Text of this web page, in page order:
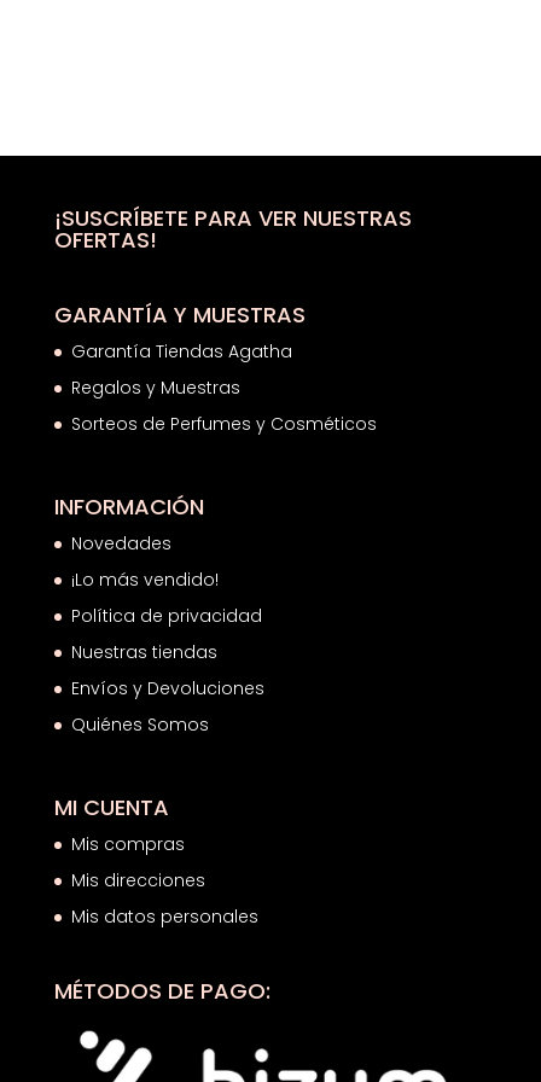
¡SUSCRÍBETE PARA VER NUESTRAS
OFERTAS!
GARANTÍA Y MUESTRAS
Garantía Tiendas Agatha
Regalos y Muestras
Sorteos de Perfumes y Cosméticos
INFORMACIÓN
Novedades
¡Lo más vendido!
Política de privacidad
Nuestras tiendas
Envíos y Devoluciones
Quiénes Somos
MI CUENTA
Mis compras
Mis direcciones
Mis datos personales
MÉTODOS DE PAGO: